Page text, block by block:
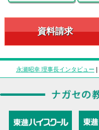
資料請求
永瀬昭幸 理事長インタビュー |